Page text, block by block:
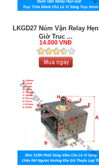
LKGD27 Núm Vặn Relay Hẹn
Giờ Trục ...
14.000 VNĐ